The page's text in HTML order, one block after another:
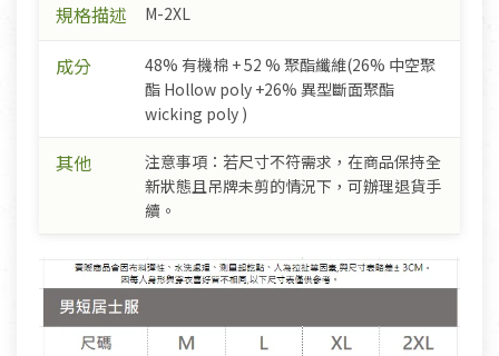
規格描述 M-2XL
成分
48% 有機棉 + 52 % 聚酯纖維(26% 中空聚
酯 Hollow poly +26% 異型斷面聚酯
wicking poly )
其他
注意事項：若尺寸不符需求，在商品保持全
新狀態且吊牌未剪的情況下，可辦理退貨手
續。